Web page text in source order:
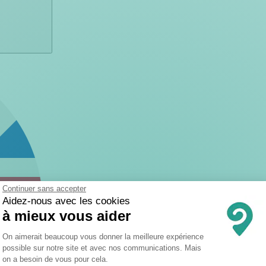
Continuer sans accepter
Aidez-nous avec les cookies
à mieux vous aider
Plateforme de Gestion du
On aimerait beaucoup vous donner la meilleure expérience
possible sur notre site et avec nos communications. Mais
on a besoin de vous pour cela.